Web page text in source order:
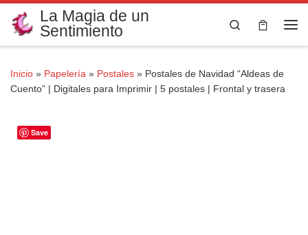
Saltar al contenido
La Magia de un
Sentimiento
Search
Inicio » Papelería » Postales » Postales de Navidad “Aldeas de
Cuento” | Digitales para Imprimir | 5 postales | Frontal y trasera
Save